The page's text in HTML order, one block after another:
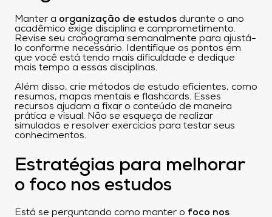
Manter a organização de estudos durante o ano
acadêmico exige disciplina e comprometimento.
Revise seu cronograma semanalmente para ajustá-
lo conforme necessário. Identifique os pontos em
que você está tendo mais dificuldade e dedique
mais tempo a essas disciplinas.
Além disso, crie métodos de estudo eficientes, como
resumos, mapas mentais e flashcards. Esses
recursos ajudam a fixar o conteúdo de maneira
prática e visual. Não se esqueça de realizar
simulados e resolver exercícios para testar seus
conhecimentos.
Estratégias para melhorar
o foco nos estudos
Está se perguntando como manter o foco nos